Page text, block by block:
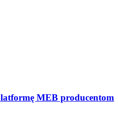
MEB producentom